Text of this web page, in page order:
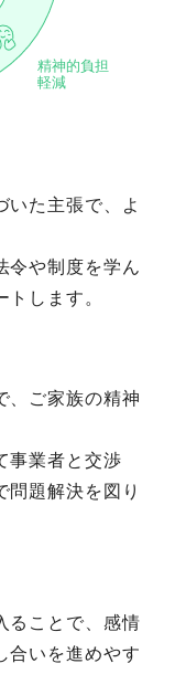
いた主張で、よ
令や制度を学ん
します。
、ご家族の精神
事業者と交渉
問題解決を図り
ることで、感情
合いを進めやす